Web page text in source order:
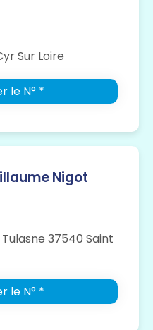
Sur Loire
le N° *
Nigot
37540 Saint
le N° *